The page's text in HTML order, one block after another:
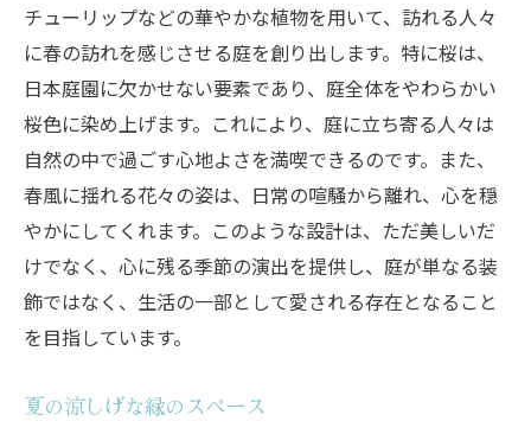
チューリップなどの華やかな植物を用いて、訪れる人々
に春の訪れを感じさせる庭を創り出します。特に桜は、
日本庭園に欠かせない要素であり、庭全体をやわらかい
桜色に染め上げます。これにより、庭に立ち寄る人々は
自然の中で過ごす心地よさを満喫できるのです。また、
春風に揺れる花々の姿は、日常の喧騒から離れ、心を穏
やかにしてくれます。このような設計は、ただ美しいだ
けでなく、心に残る季節の演出を提供し、庭が単なる装
飾ではなく、生活の一部として愛される存在となること
を目指しています。
夏の涼しげな緑のスペース